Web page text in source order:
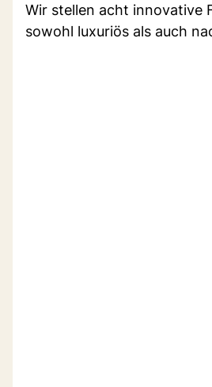
Wir stellen acht innovative
sowohl luxuriös als auch